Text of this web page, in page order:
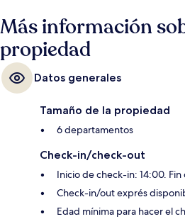
Más información
propiedad
Datos generales
Tamaño de la propiedad
6 departamentos
Check-in/check-out
Inicio de check-in: 14:00.
Check-in/out exprés
Edad mínima para hacer el